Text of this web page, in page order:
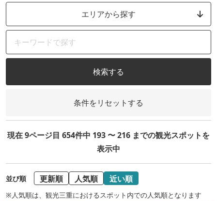
エリアから探す
検索する
条件をリセットする
現在 9ページ目 654件中 193 〜 216 までの観光スポットを
表示中
並び順 更新順 人気順 近い順
※人気順は、観光三重におけるスポット内での人気順となります